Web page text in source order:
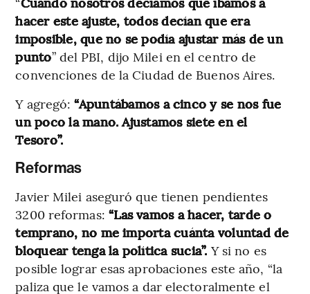
hacer este ajuste, todos decían que era
imposible, que no se podía ajustar más de un
punto” del PBI, dijo Milei en el centro de
convenciones de la Ciudad de Buenos Aires.
Y agregó:“Apuntábamos a cinco y se nos fue
un poco la mano. Ajustamos siete en el
Tesoro”.
Reformas
Javier Milei aseguró que tienen pendientes
3200 reformas: “Las vamos a hacer, tarde o
temprano, no me importa cuánta voluntad de
bloquear tenga la política sucia”. Y si no es
posible lograr esas aprobaciones este año, “la
paliza que le vamos a dar electoralmente el